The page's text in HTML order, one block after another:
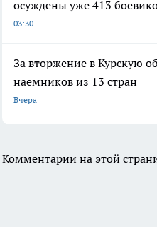
осуждены уже 413
03:30
За вторжение в Курскую
наемников из 13 стран
Вчера
Комментарии на этой